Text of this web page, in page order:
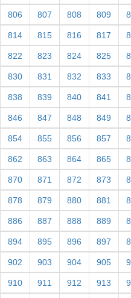
806 807 808 809
814 815 816 817
822 823 824 825
830 831 832 833
838 839 840 841
846 847 848 849
854 855 856 857
862 863 864 865
870 871 872 873
878 879 880 881
886 887 888 889
894 895 896 897
902 903 904 905
910 911 912 913